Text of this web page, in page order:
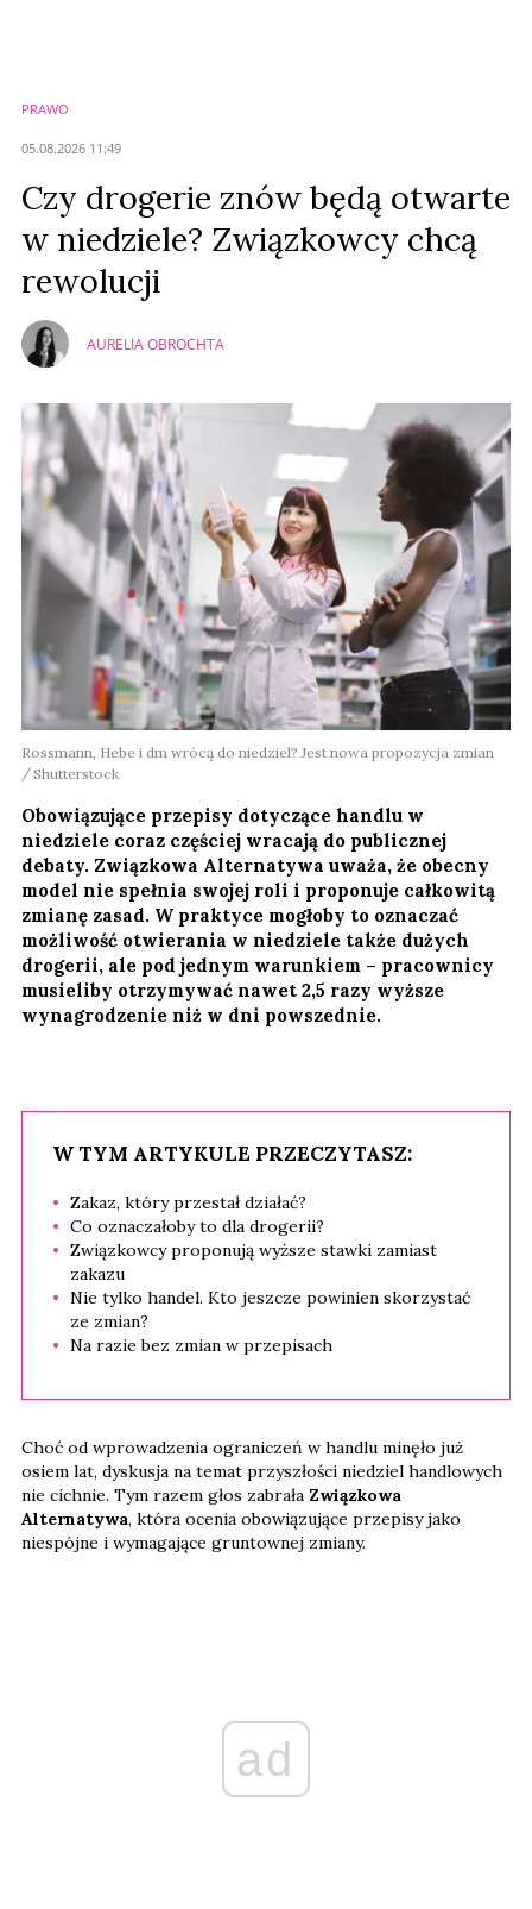
PRAWO
05.08.2026 11:49
Czy drogerie znów będą otwarte
w niedziele? Związkowcy chcą
rewolucji
AURELIA OBROCHTA
Rossmann, Hebe i dm wrócą do niedziel? Jest nowa propozycja zmian
Shutterstock
Obowiązujące przepisy dotyczące handlu w
niedziele coraz częściej wracają do publicznej
debaty. Związkowa Alternatywa uważa, że obecny
model nie spełnia swojej roli i proponuje całkowitą
zmianę zasad. W praktyce mogłoby to oznaczać
możliwość otwierania w niedziele także dużych
drogerii, ale pod jednym warunkiem – pracownicy
musieliby otrzymywać nawet 2,5 razy wyższe
wynagrodzenie niż w dni powszednie.
W TYM ARTYKULE PRZECZYTASZ:
Zakaz, który przestał działać?
Co oznaczałoby to dla drogerii?
Związkowcy proponują wyższe stawki zamiast
zakazu
Nie tylko handel. Kto jeszcze powinien skorzystać
ze zmian?
Na razie bez zmian w przepisach
Choć od wprowadzenia ograniczeń w handlu minęło już
osiem lat, dyskusja na temat przyszłości niedziel handlowych
nie cichnie. Tym razem głos zabrała Związkowa
Alternatywa, która ocenia obowiązujące przepisy jako
niespójne i wymagające gruntownej zmiany.
ad